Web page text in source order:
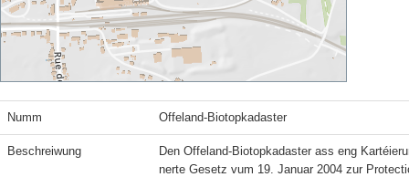
Numm Offeland-Biotopkadaster
Beschreiwung
Den Offeland-Biotopkadaster ass eng
nerte Gesetz vum 19. Januar 2004 zur